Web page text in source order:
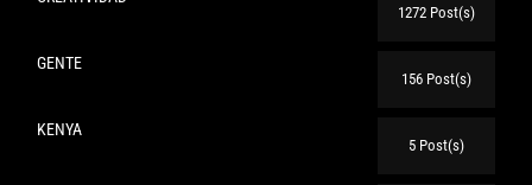
1272 Post(s)
GENTE
156 Post(s)
KENYA
5 Post(s)